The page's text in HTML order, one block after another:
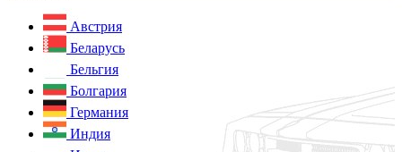
Австрия
Беларусь
Бельгия
Болгария
Германия
Индия